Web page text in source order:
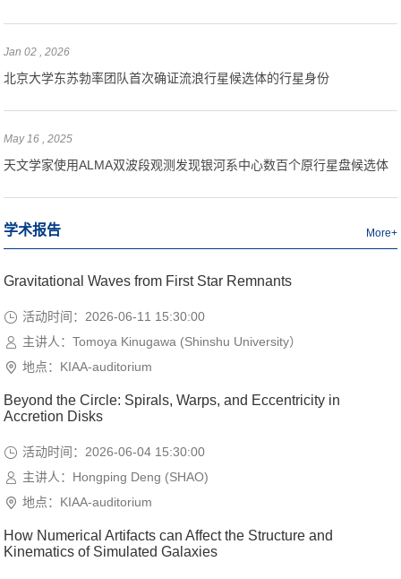
Jan 02 , 2026
北京大学东苏勃率团队首次确证流浪行星候选体的行星身份
May 16 , 2025
天文学家使用ALMA双波段观测发现银河系中心数百个原行星盘候选体
More+
学术报告
Gravitational Waves from First Star Remnants
活动时间：2026-06-11 15:30:00
主讲人：Tomoya Kinugawa (Shinshu University）
地点：KIAA-auditorium
Beyond the Circle: Spirals, Warps, and Eccentricity in
Accretion Disks
活动时间：2026-06-04 15:30:00
主讲人：Hongping Deng (SHAO)
地点：KIAA-auditorium
How Numerical Artifacts can Affect the Structure and
Kinematics of Simulated Galaxies